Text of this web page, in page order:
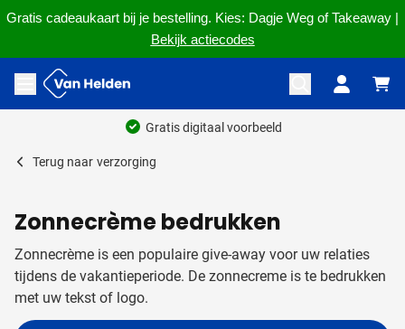
Gratis cadeaukaart bij je bestelling. Kies: Dagje Weg of Takeaway |
Bekijk actiecodes
Ga naar de inhoud
Menu openen
Ruim 60 jaar ervaring
Terug naar verzorging
Zonnecrème bedrukken
Zonnecrème is een populaire give-away voor uw relaties
tijdens de vakantieperiode. De zonnecreme is te bedrukken
met uw tekst of logo.